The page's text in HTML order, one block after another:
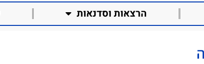
הרצאות וסדנאות